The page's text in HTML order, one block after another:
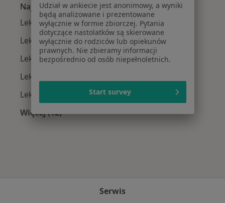
Najpopularniejsze ubezpieczenia
Lekarze rodzinni z Allianz w Krakowie
Lekarze rodzinni z Signal Iduna w Krakowie
Lekarze rodzinni z JP MEDICA w Krakowie
Lekarze rodzinni z TU Zdrowie w Krakowie
Lekarze rodzinni z Świat Zdrowia w Krakowie
Więcej (12)
Serwis
Udział w ankiecie jest anonimowy, a wyniki
będą analizowane i prezentowane
wyłącznie w formie zbiorczej. Pytania
dotyczące nastolatków są skierowane
wyłącznie do rodziców lub opiekunów
prawnych. Nie zbieramy informacji
bezpośrednio od osób niepełnoletnich.
Start survey